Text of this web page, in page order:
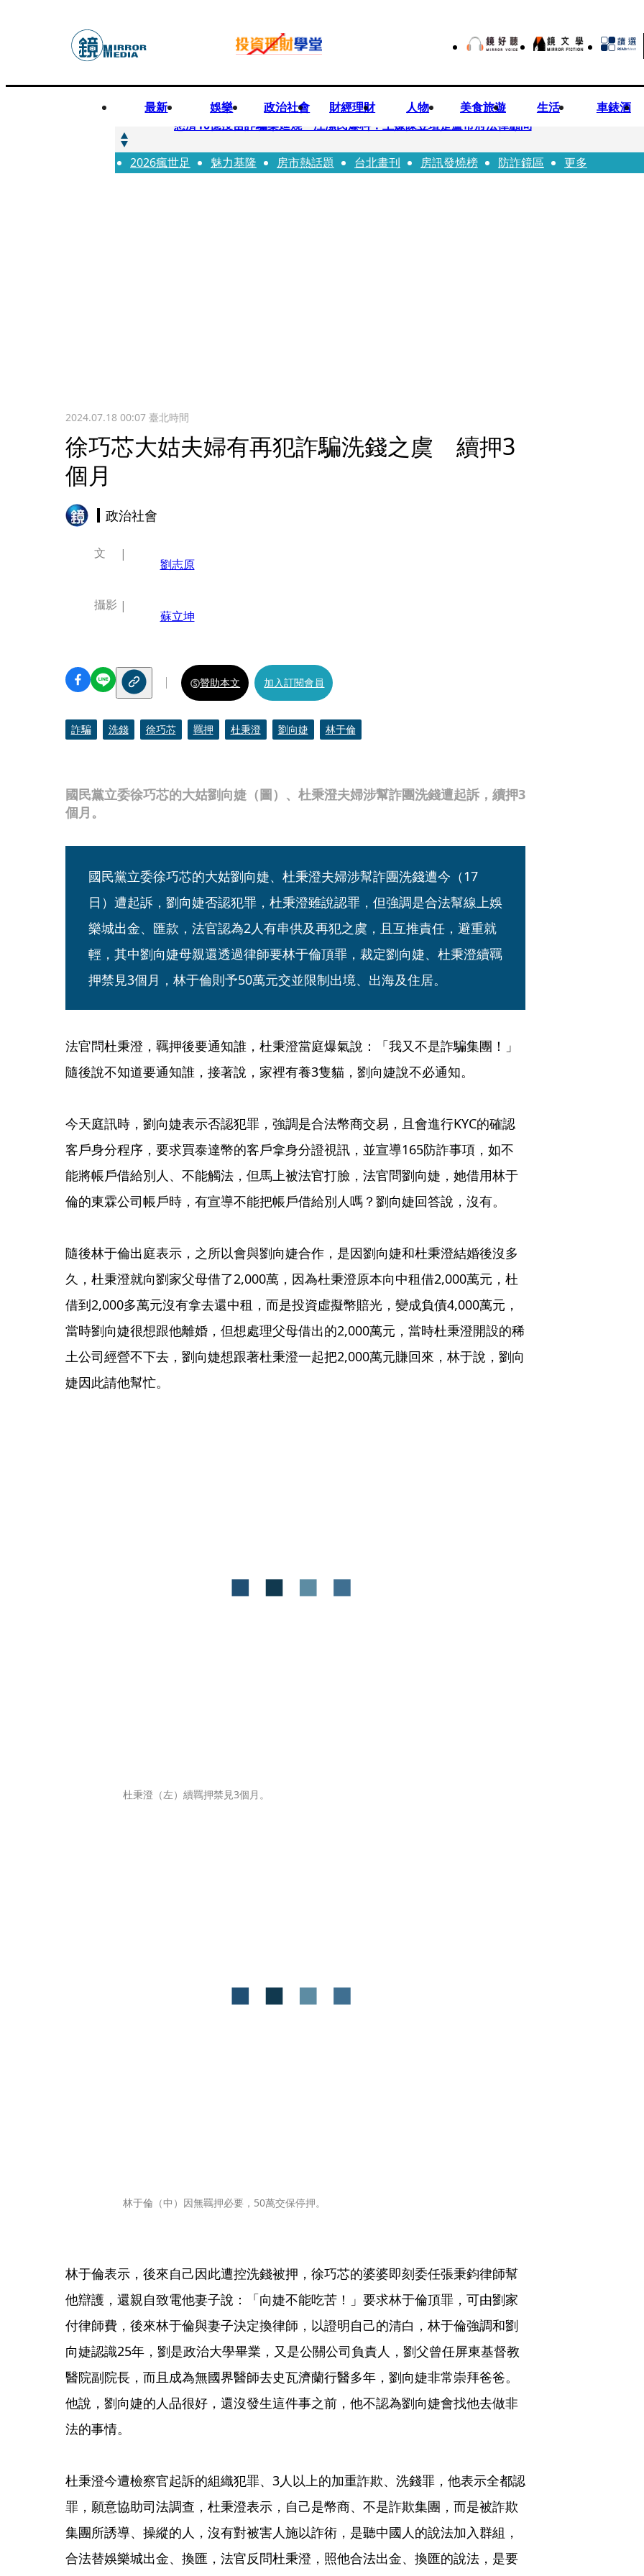
最新 娛樂 政治社會 財經理財 人物 美食旅遊 生活 車錶酒
快訊
慈濟10億疫苗詐騙案延燒 汪潔民爆料：主嫌陳昱瑄是盧市府法律顧問
快訊
桃園平鎮凶殺命案！85歲婦倒臥血泊慘死 丈夫遭帶回偵訊
2026瘋世足 魅力基隆 房市熱話題 台北畫刊 房訊發燒榜 防詐鏡區 更多
2024.07.18 00:07臺北時間
徐巧芯大姑夫婦有再犯詐騙洗錢之虞 續押3
個月
政治社會
國民黨立委徐巧芯的大姑劉向婕（圖）、杜秉澄夫婦涉幫詐團洗錢遭起訴，續押3
個月。
文
劉志原
攝影
蘇立坤
贊助本文 加入訂閱會員
詐騙 洗錢 徐巧芯 羈押 杜秉澄 劉向婕 林于倫
國民黨立委徐巧芯的大姑劉向婕、杜秉澄夫婦涉幫詐團洗錢遭今（17
日）遭起訴，劉向婕否認犯罪，杜秉澄雖說認罪，但強調是合法幫線上娛
樂城出金、匯款，法官認為2人有串供及再犯之虞，且互推責任，避重就
輕，其中劉向婕母親還透過律師要林于倫頂罪，裁定劉向婕、杜秉澄續羈
押禁見3個月，林于倫則予50萬元交並限制出境、出海及住居。
法官問杜秉澄，羈押後要通知誰，杜秉澄當庭爆氣說：「我又不是詐騙集團！」
隨後說不知道要通知誰，接著說，家裡有養3隻貓，劉向婕說不必通知。
今天庭訊時，劉向婕表示否認犯罪，強調是合法幣商交易，且會進行KYC的確認
客戶身分程序，要求買泰達幣的客戶拿身分證視訊，並宣導165防詐事項，如不
能將帳戶借給別人、不能觸法，但馬上被法官打臉，法官問劉向婕，她借用林于
倫的東霖公司帳戶時，有宣導不能把帳戶借給別人嗎？劉向婕回答說，沒有。
隨後林于倫出庭表示，之所以會與劉向婕合作，是因劉向婕和杜秉澄結婚後沒多
久，杜秉澄就向劉家父母借了2,000萬，因為杜秉澄原本向中租借2,000萬元，杜
借到2,000多萬元沒有拿去還中租，而是投資虛擬幣賠光，變成負債4,000萬元，
當時劉向婕很想跟他離婚，但想處理父母借出的2,000萬元，當時杜秉澄開設的稀
土公司經營不下去，劉向婕想跟著杜秉澄一起把2,000萬元賺回來，林于說，劉向
婕因此請他幫忙。
杜秉澄（左）續羈押禁見3個月。
林于倫（中）因無羈押必要，50萬交保停押。
林于倫表示，後來自己因此遭控洗錢被押，徐巧芯的婆婆即刻委任張秉鈞律師幫
他辯護，還親自致電他妻子說：「向婕不能吃苦！」要求林于倫頂罪，可由劉家
付律師費，後來林于倫與妻子決定換律師，以證明自己的清白，林于倫強調和劉
向婕認識25年，劉是政治大學畢業，又是公關公司負責人，劉父曾任屏東基督教
醫院副院長，而且成為無國界醫師去史瓦濟蘭行醫多年，劉向婕非常崇拜爸爸。
他說，劉向婕的人品很好，還沒發生這件事之前，他不認為劉向婕會找他去做非
法的事情。
杜秉澄今遭檢察官起訴的組織犯罪、3人以上的加重詐欺、洗錢罪，他表示全都認
罪，願意協助司法調查，杜秉澄表示，自己是幣商、不是詐欺集團，而是被詐欺
集團所誘導、操縱的人，沒有對被害人施以詐術，是聽中國人的說法加入群組，
合法替娛樂城出金、換匯，法官反問杜秉澄，照他合法出金、換匯的說法，是要